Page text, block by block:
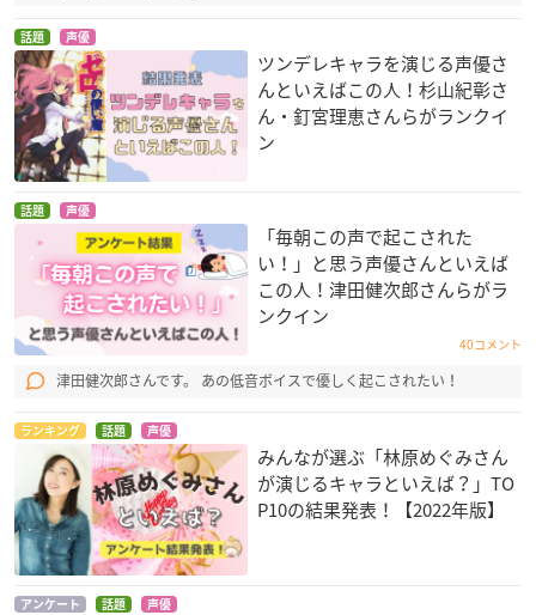
映画 名探偵コナン 1
1人目のストライカ
ー
灰原哀
マルドゥック・スク
ランブル 燃焼
マルドゥック・スク
15分（クォーター）
灰原哀 ルーン＝バロット
&パール 幻影の覇者
ゾロアーク
ムサシ
話題 声優
ツンデレキャラを演じる声優さ
んといえばこの人！杉山紀彰さ
ん・釘宮理恵さんらがランクイ
ン
話題 声優
「毎朝この声で起こされた
い！」と思う声優さんといえば
この人！津田健次郎さんらがラ
ンクイン
40コメント
津田健次郎さんです。 あの低音ボイスで優しく起こされたい！
ランキング 話題 声優
みんなが選ぶ「林原めぐみさん
が演じるキャラといえば？」TO
P10の結果発表！【2022年版】
アンケート 話題 声優